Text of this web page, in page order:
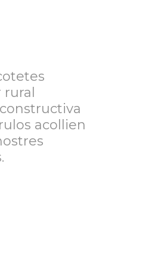
acollien